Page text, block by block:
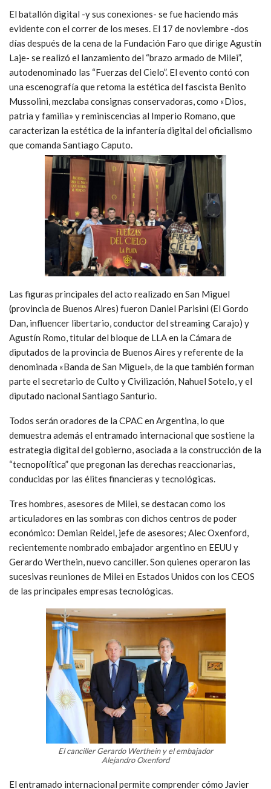
El batallón digital -y sus conexiones- se fue haciendo más
evidente con el correr de los meses. El 17 de noviembre -dos
días después de la cena de la Fundación Faro que dirige Agustín
Laje- se realizó el lanzamiento del “brazo armado de Milei”,
autodenominado las “Fuerzas del Cielo”. El evento contó con
una escenografía que retoma la estética del fascista Benito
Mussolini, mezclaba consignas conservadoras, como «Dios,
patria y familia» y reminiscencias al Imperio Romano, que
caracterizan la estética de la infantería digital del oficialismo
que comanda Santiago Caputo.
Las figuras principales del acto realizado en San Miguel
(provincia de Buenos Aires) fueron Daniel Parisini (El Gordo
Dan, influencer libertario, conductor del streaming Carajo) y
Agustín Romo, titular del bloque de LLA en la Cámara de
diputados de la provincia de Buenos Aires y referente de la
denominada «Banda de San Miguel», de la que también forman
parte el secretario de Culto y Civilización, Nahuel Sotelo, y el
diputado nacional Santiago Santurio.
Todos serán oradores de la CPAC en Argentina, lo que
demuestra además el entramado internacional que sostiene la
estrategia digital del gobierno, asociada a la construcción de la
“tecnopolítica” que pregonan las derechas reaccionarias,
conducidas por las élites financieras y tecnológicas.
Tres hombres, asesores de Milei, se destacan como los
articuladores en las sombras con dichos centros de poder
económico: Demian Reidel, jefe de asesores; Alec Oxenford,
recientemente nombrado embajador argentino en EEUU y
Gerardo Werthein, nuevo canciller. Son quienes operaron las
sucesivas reuniones de Milei en Estados Unidos con los CEOS
de las principales empresas tecnológicas.
El canciller Gerardo Werthein y el embajador
Alejandro Oxenford
El entramado internacional permite comprender cómo Javier